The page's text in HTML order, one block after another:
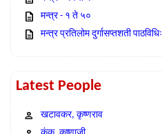
मन्त्र - १ ते ५०
मन्त्र प्रतिलोम दुर्गासप्तशती पाठविधिः
Latest People
खटावकर, कृष्णराव